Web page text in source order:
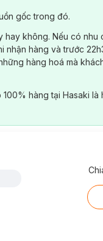
gốc trong đó.
hay không. Nếu có nhu
hàng và trước
hàng hoá mà
hàng tại Hasaki là